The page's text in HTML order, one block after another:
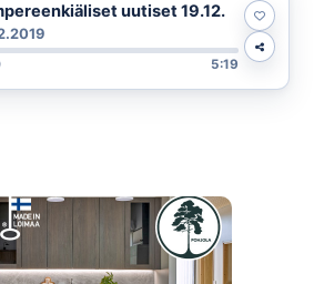
uutiset 19.12.
5:19